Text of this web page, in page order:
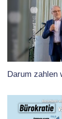
Darum zahlen